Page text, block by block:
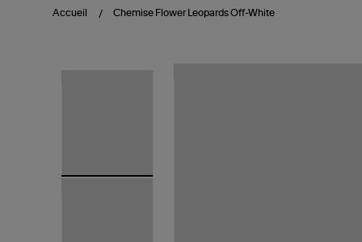
Accueil Chemise Flower Leopards Off-White